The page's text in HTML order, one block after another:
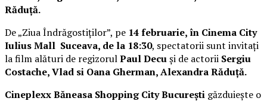
Răduță.
De „Ziua Îndrăgostiților”, pe 14 februarie, în Cinema City
Iulius Mall Suceava, de la 18:30, spectatorii sunt invitați
la film alături de regizorulPaul Decuși de actorii Sergiu
Costache, Vlad si Oana Gherman, Alexandra Răduță.
Cineplexx Băneasa Shopping City București găzduiește o